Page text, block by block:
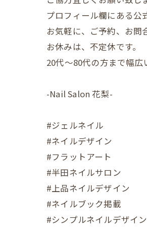
プロフィール欄にある公
お気軽に、ご予約、お問
お休みは、不定休です。
20代〜80代の方まで幅
-Nail Salon 花梨-
#ジェルネイル
#ネイルデザイン
#フラットアート
#半田ネイルサロン
#上品ネイルデザイン
#ネイルブック掲載
#シンプルネイルデザイン